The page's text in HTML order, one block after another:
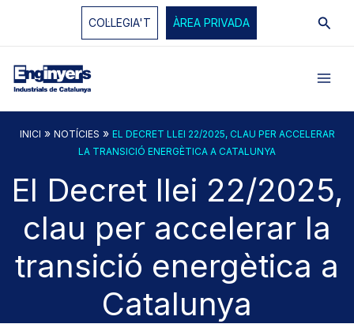
COL·LEGIA'T ÀREA PRIVADA
INICI » NOTÍCIES » EL DECRET LLEI 22/2025, CLAU PER ACCELERAR
LA TRANSICIÓ ENERGÈTICA A CATALUNYA
El Decret llei 22/2025,
clau per accelerar la
transició energètica a
Catalunya